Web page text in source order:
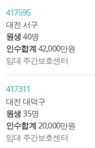
417595
대전 서구
원생 40명
인수합계42,000만원
임대 주간보호센터
417311
대전 대덕구
원생 35명
인수합계20,000만원
임대 주간보호센터